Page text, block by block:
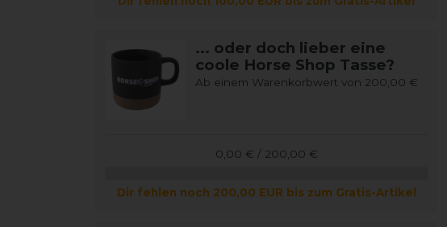
... oder doch lieber eine
coole Horse Shop Tasse?
Ab einem Warenkorbwert von 200,00 €
0,00 € / 200,00 €
Dir fehlen noch 200,00 EUR bis zum Gratis-Artikel